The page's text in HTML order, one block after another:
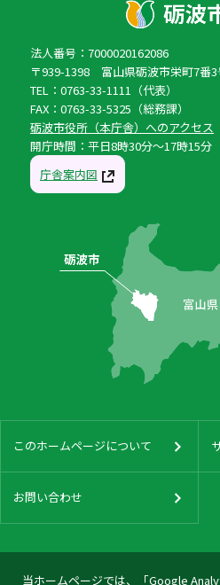
当ホームページでは、「Google
法人番号：7000020162086
〒939-1398 富山県砺波市栄町7番3
TEL：0763-33-1111（代表）
FAX：0763-33-5325（総務課）
砺波市役所（本庁舎）へのアクセス
開庁時間：平日8時30分〜17時15分
庁舎案内図
このホームページについて
お問い合わせ